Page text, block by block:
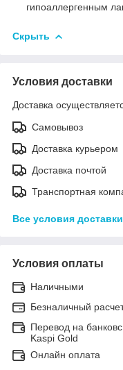
гипоаллергенным
Скрыть
Условия доставки
Доставка
Самовывоз
Доставка курьером
Доставка почтой
Транспортная
Все условия доставки
Условия оплаты
Наличными
Безналичный
Перевод на
Kaspi Gold
Онлайн оплата